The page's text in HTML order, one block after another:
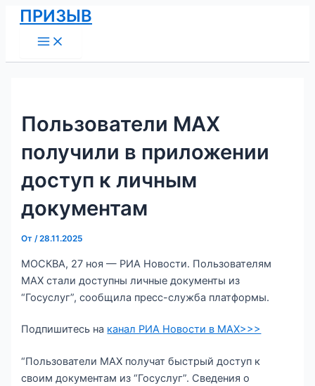
Перейти
содержимому
ПРИЗЫВ
Menu
Пользователи MAX
получили в приложении
доступ к личным
документам
От/28.11.2025
МОСКВА, 27 ноя — РИА Новости. Пользователям
MAX стали доступны личные документы из
“Госуслуг”, сообщила пресс-служба платформы.
Подпишитесь на канал РИА Новости в MAX>>>
“Пользователи MAX получат быстрый доступ к
своим документам из “Госуслуг”. Сведения о
Навигация
по
записям